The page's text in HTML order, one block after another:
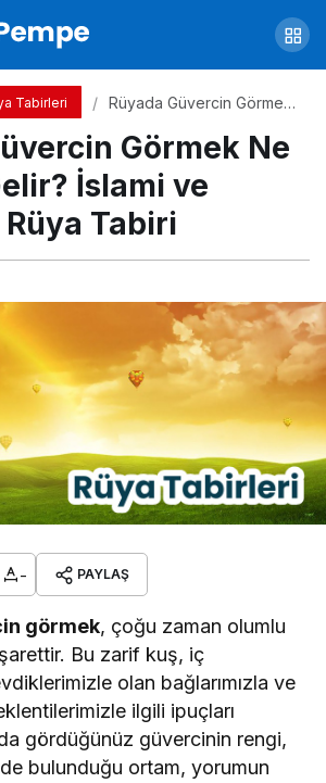
Tabirleri
Rüyada Güvercin Görmek
Psikolojik Rüya Tabiri
Görmek Ne
İslami ve
Tabiri
- PAYLAŞ
görmek, çoğu zaman olumlu
Bu zarif kuş, iç
olan bağlarımızla ve
ilgili ipuçları
gördüğünüz güvercinin rengi,
bulunduğu ortam, yorumun
Görmek Ne Anlama Gelir?
Rüya Tabiri
Paylaş